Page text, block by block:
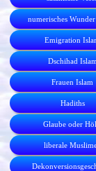
numerisches
Emigration
Dschihad
Frauen Islam
Hadiths
Glaube oder
liberale